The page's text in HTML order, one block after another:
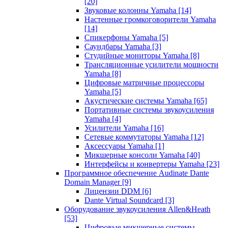
Звуковые колонны Yamaha [14]
Настенные громкоговорители Yamaha
[14]
Спикерфоны Yamaha [5]
Саундбары Yamaha [3]
Студийные мониторы Yamaha [8]
Трансляционные усилители мощности
Yamaha [8]
Цифровые матричные процессоры
Yamaha [5]
Акустические системы Yamaha [65]
Портативные системы звукоусиления
Yamaha [4]
Усилители Yamaha [16]
Сетевые коммутаторы Yamaha [12]
Аксессуары Yamaha [1]
Микшерные консоли Yamaha [40]
Интерфейсы и конвертеры Yamaha [23]
Программное обеспечение Audinate Dante
Domain Manager [9]
Лицензии DDM [6]
Dante Virtual Soundcard [3]
Оборудование звукоусиления Allen&Heath
[53]